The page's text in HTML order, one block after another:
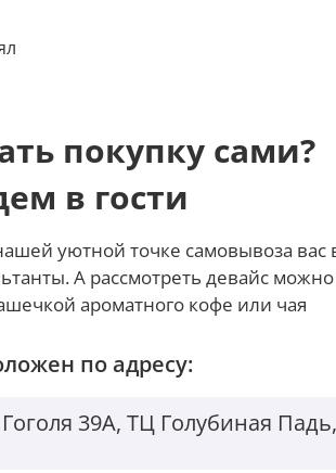
покупку сами?
в гости
уютной точке самовывоза вас
А рассмотреть девайс можно
ароматного кофе или чая
по адресу:
39А, ТЦ Голубиная Падь,